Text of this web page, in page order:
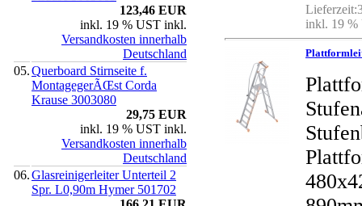
123,46 EUR
inkl. 19 % UST inkl.
Versandkosten innerhalb
Deutschland
05.Querboard Stirnseite f.
MontagegerÃŒst Corda
Krause 3003080
29,75 EUR
inkl. 19 % UST inkl.
Versandkosten innerhalb
Deutschland
06.Glasreinigerleiter Unterteil 2
Spr. L0,90m Hymer 501702
inkl. 19